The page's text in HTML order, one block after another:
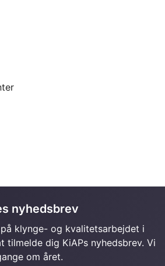
nyhedsbrev
klynge- og kvalitetsarbejdet i
tilmelde dig KiAPs nyhedsbrev. Vi
om året.